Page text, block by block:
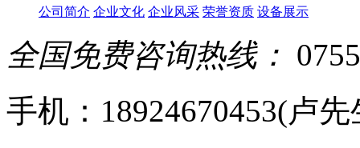
公司简介 企业文化 企业风采 荣誉资质 设备展示
全国免费咨询热线：
手机：18924670453(卢